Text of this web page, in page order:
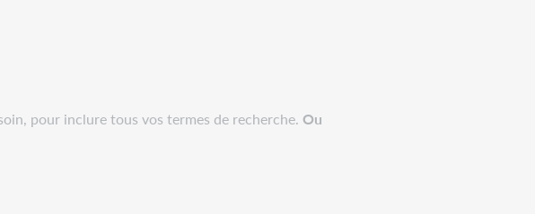
pour inclure tous vos termes de recherche.Ou